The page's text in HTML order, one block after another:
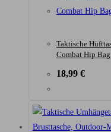
Taktische
Combat Hip
18,99 €